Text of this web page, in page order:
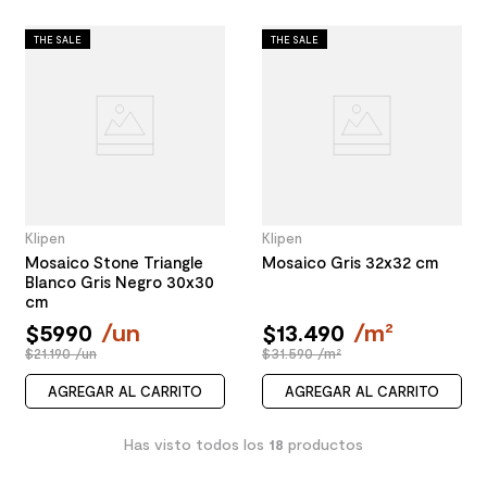
THE SALE
Klipen
Mosaico Stone Triangle
Blanco Gris Negro 30x30
cm
$5990 /un
$21.190 /un
AGREGAR AL CARRITO
THE SALE
Klipen
Mosaico Gris 32x32 cm
$13.490 /m²
$31.590 /m²
AGREGAR AL CARRITO
Has visto todos los 18 productos